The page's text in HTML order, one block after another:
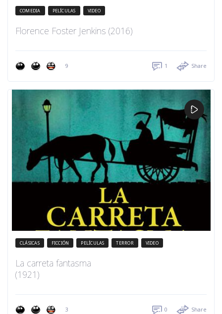
COMEDIA PELÍCULAS VIDEO
Florence Foster Jenkins (2016)
9 1 Share
CLÁSICAS FICCIÓN PELÍCULAS TERROR VIDEO
La carreta fantasma
(1921)
3 0 Share